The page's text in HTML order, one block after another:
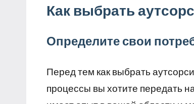
Как выбрать
Определите свои
Перед тем как выбрать
процессы вы хотите передать